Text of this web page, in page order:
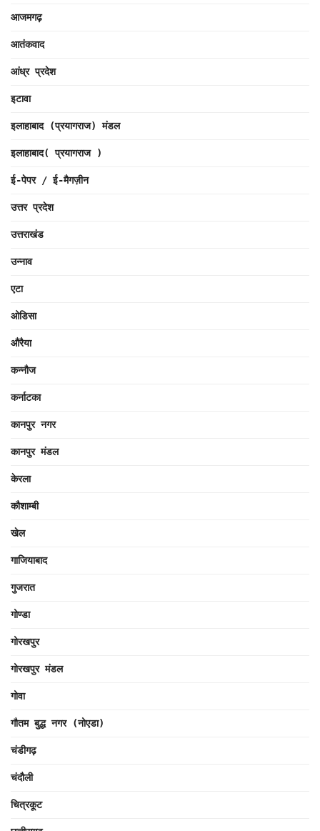
आजमगढ़
आतंकवाद
आंध्र प्रदेश
इटावा
इलाहाबाद (प्रयागराज) मंडल
इलाहाबाद( प्रयागराज )
ई-पेपर / ई-मैगज़ीन
उत्तर प्रदेश
उत्तराखंड
उन्नाव
एटा
ओडिसा
औरैया
कन्नौज
कर्नाटका
कानपुर नगर
कानपुर मंडल
केरला
कौशाम्बी
खेल
गाजियाबाद
गुजरात
गोण्डा
गोरखपुर
गोरखपुर मंडल
गोवा
गौतम बुद्ध नगर (नोएडा)
चंडीगढ़
चंदौली
चित्रकूट